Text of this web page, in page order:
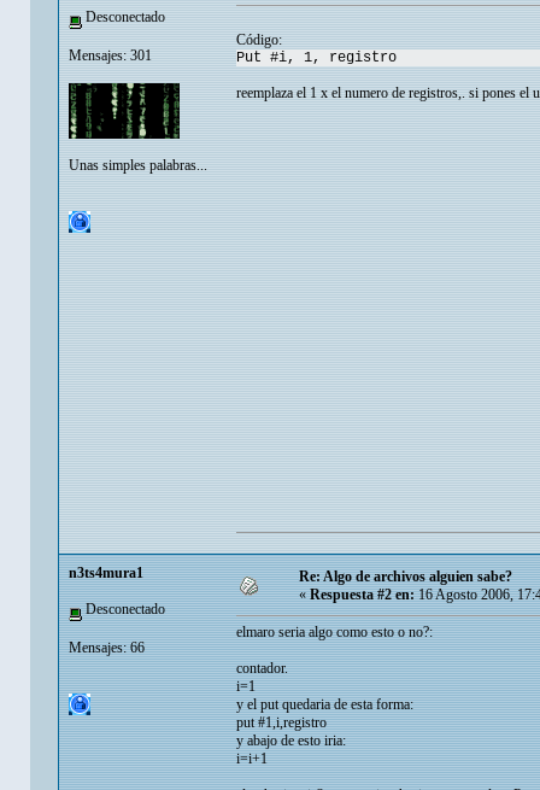
Desconectado
Mensajes: 301
Unas simples palabras...
Código:
Put #i, 1, registro
reemplaza el 1 x el numero de registros,. si pones
n3ts4mura1
Desconectado
Mensajes: 66
Re: Algo de archivos alguien sabe?
«Respuesta #2 en:16 Agosto 2006,
elmaro seria algo como esto o no?:
contador.
i=1
y el put quedaria de esta forma:
put #1,i,registro
y abajo de esto iria:
i=i+1